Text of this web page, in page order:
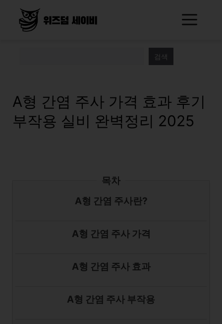
검색
A형 간염 주사 가격 효과 후기
부작용 실비 완벽정리 2025
목차
A형 간염 주사란?
A형 간염 주사 가격
A형 간염 주사 효과
A형 간염 주사 부작용